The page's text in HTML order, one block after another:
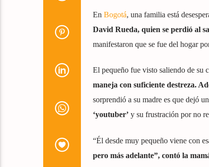
En Bogotá, una familia está
David Rueda, quien se perdió al
manifestaron que se fue del hogar
El pequeño fue visto saliendo de su
maneja con suficiente destreza.
sorprendió a su madre es que dejó
‘youtuber’ y su frustración por no
“Él desde muy pequeño viene con
pero más adelante”, contó la